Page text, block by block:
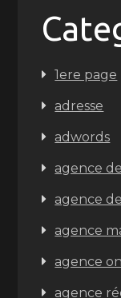
1ere page
adresse
adwords
agence
agence
agence
agence
agence